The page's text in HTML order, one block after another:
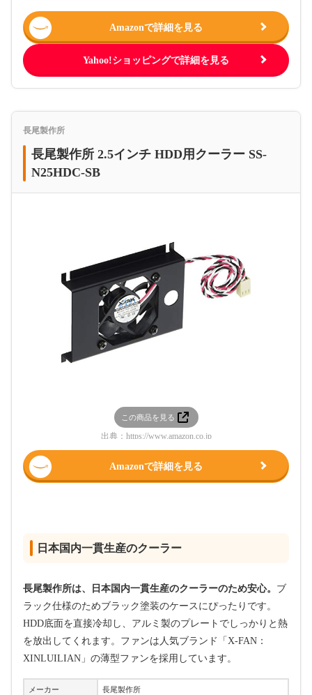
Amazonで詳細を見る
Yahoo!ショッピングで詳細を見る
長尾製作所
長尾製作所 2.5インチ HDD用クーラー SS-
N25HDC-SB
この商品を見る
出典： https://www.amazon.co.jp
Amazonで詳細を見る
日本国内一貫生産のクーラー
長尾製作所は、日本国内一貫生産のクーラーのため安心。 ブ
ラック仕様のためブラック塗装のケースにぴったりです。
HDD底面を直接冷却し、アルミ製のプレートでしっかりと熱
を放出してくれます。ファンは人気ブランド「X-FAN：
XINLUILIAN」の薄型ファンを採用しています。
メーカー 長尾製作所